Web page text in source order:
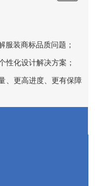
服装商标品质问题；
性化设计解决方案；
、更高进度、更有保障